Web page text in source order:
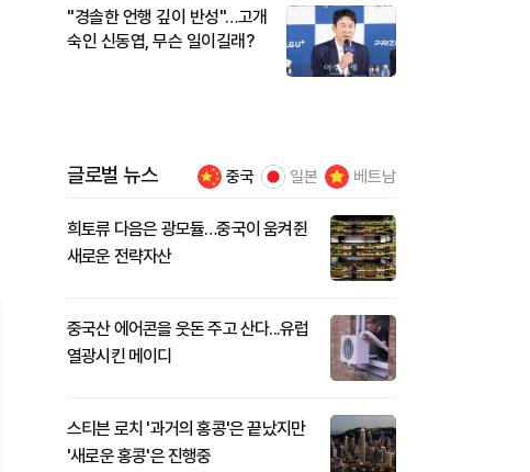
"경솔한 언행 깊이 반성"…고개
숙인 신동엽, 무슨 일이길래?
글로벌 뉴스 중국 일본 베트남
희토류 다음은 광모듈…중국이 움켜쥔
새로운 전략자산
중국산 에어콘을 웃돈 주고 산다...유럽
열광시킨 메이디
스티븐 로치 '과거의 홍콩'은 끝났지만
'새로운 홍콩'은 진행중